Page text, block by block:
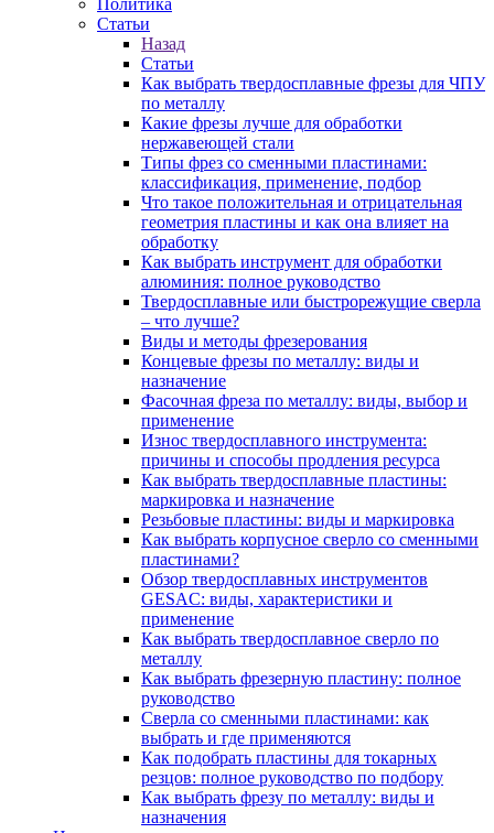
Политика
Статьи
Назад
Статьи
Как выбрать твердосплавные фрезы для ЧПУ
по металлу
Какие фрезы лучше для обработки
нержавеющей стали
Типы фрез со сменными пластинами:
классификация, применение, подбор
Что такое положительная и отрицательная
геометрия пластины и как она влияет на
обработку
Как выбрать инструмент для обработки
алюминия: полное руководство
Твердосплавные или быстрорежущие сверла
– что лучше?
Виды и методы фрезерования
Концевые фрезы по металлу: виды и
назначение
Фасочная фреза по металлу: виды, выбор и
применение
Износ твердосплавного инструмента:
причины и способы продления ресурса
Как выбрать твердосплавные пластины:
маркировка и назначение
Резьбовые пластины: виды и маркировка
Как выбрать корпусное сверло со сменными
пластинами?
Обзор твердосплавных инструментов
GESAC: виды, характеристики и
применение
Как выбрать твердосплавное сверло по
металлу
Как выбрать фрезерную пластину: полное
руководство
Сверла со сменными пластинами: как
выбрать и где применяются
Как подобрать пластины для токарных
резцов: полное руководство по подбору
Как выбрать фрезу по металлу: виды и
назначения